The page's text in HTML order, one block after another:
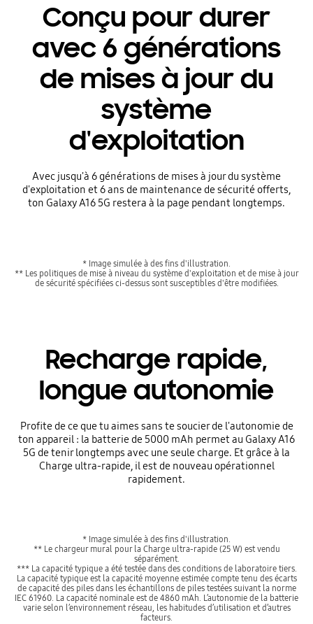
Conçu pour durer
avec 6 générations
de mises à jour du
système
d'exploitation
Avec jusqu'à 6 générations de mises à jour du système
d'exploitation et 6 ans de maintenance de sécurité offerts,
ton Galaxy A16 5G restera à la page pendant longtemps.
* Image simulée à des fins d'illustration.
** Les politiques de mise à niveau du système d'exploitation et de mise à jour
de sécurité spécifiées ci-dessus sont susceptibles d'être modifiées.
Recharge rapide,
longue autonomie
Profite de ce que tu aimes sans te soucier de l'autonomie de
ton appareil : la batterie de 5000 mAh permet au Galaxy A16
5G de tenir longtemps avec une seule charge. Et grâce à la
Charge ultra-rapide, il est de nouveau opérationnel
rapidement.
* Image simulée à des fins d'illustration.
** Le chargeur mural pour la Charge ultra-rapide (25 W) est vendu
séparément.
*** La capacité typique a été testée dans des conditions de laboratoire tiers.
La capacité typique est la capacité moyenne estimée compte tenu des écarts
de capacité des piles dans les échantillons de piles testées suivant la norme
IEC 61960. La capacité nominale est de 4860 mAh. L’autonomie de la batterie
varie selon l’environnement réseau, les habitudes d’utilisation et d’autres
facteurs.